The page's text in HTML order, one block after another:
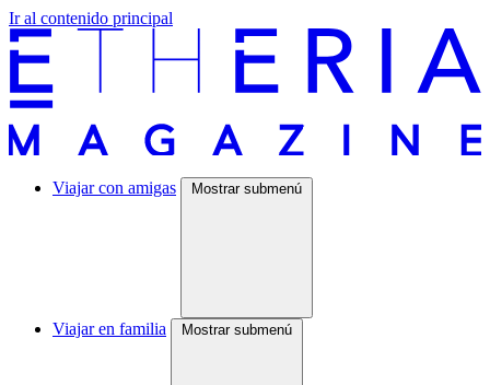
Ir al contenido principal
Viajar con amigas Mostrar submenú
Viajar en familia Mostrar submenú